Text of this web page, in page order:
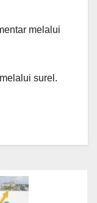
melalui
surel.